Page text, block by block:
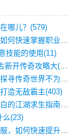
哪儿？(579)
轩辕传奇私服怀旧服新手如何快速掌握职业选(993)
技能的使用(11)
玛法大陆的秘密：176复古新开传奇攻略大(486)
传奇征途中的未知谜团：探寻传奇世界不为人(595)
造无敌霸主(403)
传奇外挂及时雨：新手小白的江湖求生指南(802)
么(23)
重温经典新开复古传奇私服，如何快速提升等(392)